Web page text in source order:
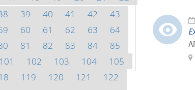
39 40 41 42
43
60 61 62 63
64
81 82 83 84
85
101 102 103 104
105
119 120 121
122